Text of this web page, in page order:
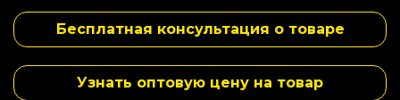
Сырье -
Чай
Нарезка -
Средняя
Крепость -
Легкий
Дымность -
Высокая
Бесплатная консультация о товаре
Узнать оптовую цену на товар